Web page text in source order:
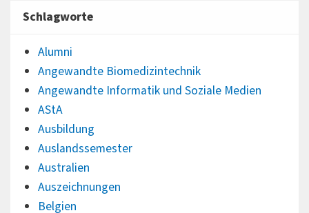
Schlagworte
Alumni
Angewandte Biomedizintechnik
Angewandte Informatik und Soziale Medien
AStA
Ausbildung
Auslandssemester
Australien
Auszeichnungen
Belgien